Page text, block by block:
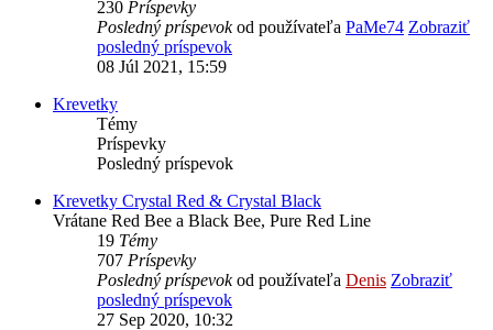
230 Príspevky
Posledný príspevokod používateľa PaMe74 Zobraziť
posledný príspevok
08 Júl 2021, 15:59
Krevetky
Témy
Príspevky
Posledný príspevok
Krevetky Crystal Red & Crystal Black
Vrátane Red Bee a Black Bee, Pure Red Line
19 Témy
707 Príspevky
Posledný príspevokod používateľa Denis Zobraziť
posledný príspevok
27 Sep 2020, 10:32